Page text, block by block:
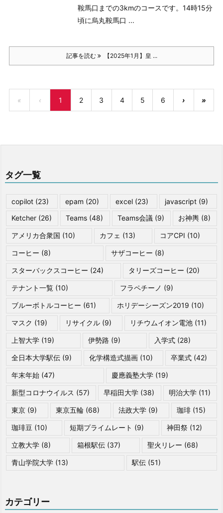
鞍馬口までの3kmのコースです。14時15分
頃に烏丸鞍馬口 ...
記事を読む 【2025年1月】皇 ...
« ‹ 1 2 3 4 5 6 › »
タグ一覧
copilot (23) epam (20) excel (23) javascript (9)
Ketcher (26) Teams (48) Teams会議 (9) お神輿(8)
アメリカ合衆国 (10) カフェ (13) コアCPI (10)
コーヒー (8) サザコーヒー (8)
スターバックスコーヒー (24) タリーズコーヒー (20)
テナント一覧 (10) フラペチーノ (9)
ブルーボトルコーヒー (61) ホリデーシーズン2019 (10)
マスク (19) リサイクル (9) リチウムイオン電池(11)
上智大学 (19) 伊勢路 (9) 入学式 (28)
全日本大学駅伝 (9) 化学構造式描画 (10) 卒業式(42)
年末年始 (47) 慶應義塾大学(19)
新型コロナウイルス (57) 早稲田大学 (38) 明治大学(11)
東京 (9) 東京五輪 (68) 法政大学 (9) 珈琲 (15)
珈琲豆 (10) 短期プライムレート (9) 神田祭(12)
立教大学 (8) 箱根駅伝 (37) 聖火リレー (68)
青山学院大学 (13) 駅伝 (51)
カテゴリー